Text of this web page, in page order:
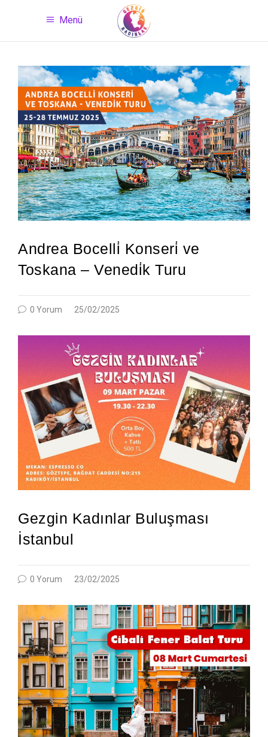
Menü
Andrea Bocelli̇ Konseri̇ ve
Toskana – Venedi̇k Turu
0 Yorum 25/02/2025
Gezgin Kadınlar Buluşması
İstanbul
0 Yorum 23/02/2025